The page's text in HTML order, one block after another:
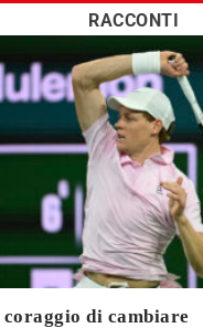
RACCONTI
coraggio di cambiare